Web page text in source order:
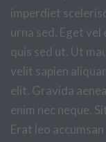
imperdiet
urna sed. Eget
quis sed ut. Ut
velit sapien
elit. Gravida
enim nec neque.
Erat leo